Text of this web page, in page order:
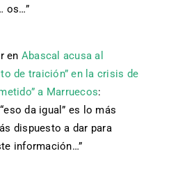
os…”
en Abascal acusa al
de traición” en la crisis de
a Marruecos:
da igual” es lo más
dispuesto a dar para
información…”